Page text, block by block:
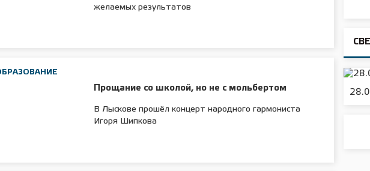
желаемых результатов
Прощание со школой, но не с мольбертом
В Лыскове прошёл концерт народного гармониста
Игоря Шипкова